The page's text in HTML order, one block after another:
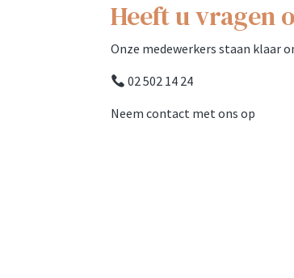
Heeft u vragen
Onze medewerkers staan klaar
02 502 14 24
Neem contact met ons op